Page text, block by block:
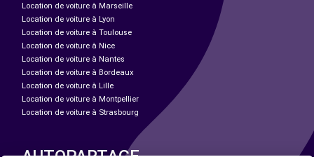
Location de voiture à Marseille
Location de voiture à Lyon
Location de voiture à Toulouse
Location de voiture à Nice
Location de voiture à Nantes
Location de voiture à Bordeaux
Location de voiture à Lille
Location de voiture à Montpellier
Location de voiture à Strasbourg